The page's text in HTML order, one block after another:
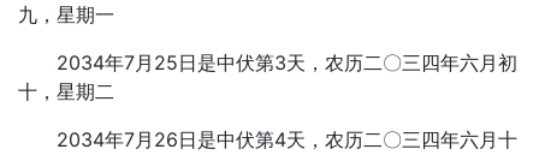
九，星期一
2034年7月25日是中伏第3天，农历二〇三四年六月初
十，星期二
2034年7月26日是中伏第4天，农历二〇三四年六月十